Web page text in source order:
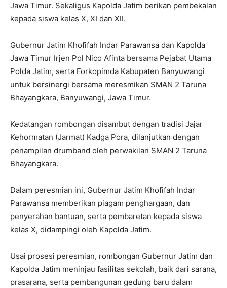
Jawa Timur. Sekaligus Kapolda Jatim berikan pembekalan
kepada siswa kelas X, XI dan XII.
Gubernur Jatim Khofifah Indar Parawansa dan Kapolda
Jawa Timur Irjen Pol Nico Afinta bersama Pejabat Utama
Polda Jatim, serta Forkopimda Kabupaten Banyuwangi
untuk bersinergi bersama meresmikan SMAN 2 Taruna
Bhayangkara, Banyuwangi, Jawa Timur.
Kedatangan rombongan disambut dengan tradisi Jajar
Kehormatan (Jarmat) Kadga Pora, dilanjutkan dengan
penampilan drumband oleh perwakilan SMAN 2 Taruna
Bhayangkara.
Dalam peresmian ini, Gubernur Jatim Khofifah Indar
Parawansa memberikan piagam penghargaan, dan
penyerahan bantuan, serta pembaretan kepada siswa
kelas X, didampingi oleh Kapolda Jatim.
Usai prosesi peresmian, rombongan Gubernur Jatim dan
Kapolda Jatim meninjau fasilitas sekolah, baik dari sarana,
prasarana, serta pembangunan gedung baru dalam